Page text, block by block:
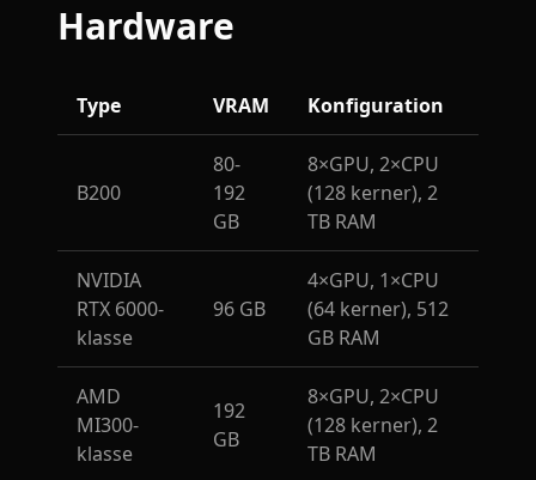
Hardware
Type VRAM Konfiguration
B200
80-
192
GB
8×GPU, 2×CPU
(128 kerner), 2
TB RAM
NVIDIA
RTX 6000-
klasse
96 GB
4×GPU, 1×CPU
(64 kerner), 512
GB RAM
AMD
MI300-
klasse
192
GB
8×GPU, 2×CPU
(128 kerner), 2
TB RAM